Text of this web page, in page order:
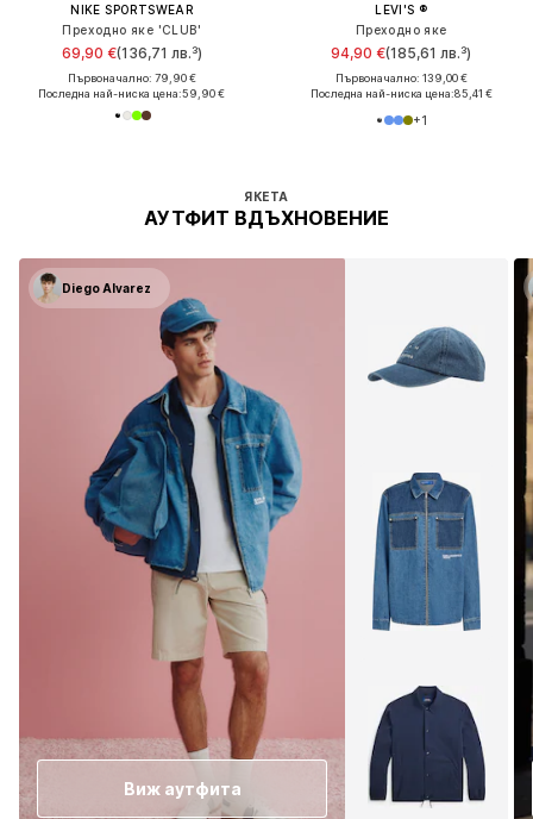
NIKE SPORTSWEAR
Преходно яке 'CLUB'
69,90 €(136,71 лв.³)
Първоначално: 79,90 €
Последна най-ниска цена:59,90 €
LEVI'S ®
Преходно яке
94,90 €(185,61 лв.³)
Първоначално: 139,00 €
Последна най-ниска цена:85,41 €
+1
ЯКЕТА
АУТФИТ ВДЪХНОВЕНИЕ
Diego Alvarez
Виж аутфита